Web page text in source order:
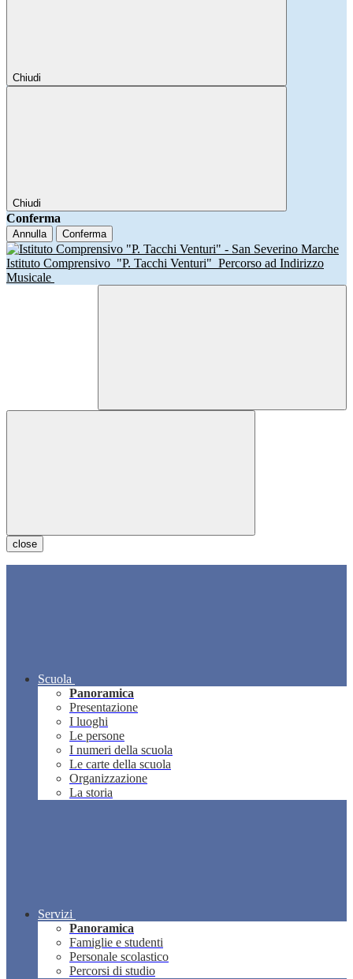
Chiudi
Chiudi
Conferma
Annulla Conferma
Istituto Comprensivo "P. Tacchi Venturi" Percorso ad Indirizzo
Musicale
close
Scuola
Panoramica
Presentazione
I luoghi
Le persone
I numeri della scuola
Le carte della scuola
Organizzazione
La storia
Servizi
Panoramica
Famiglie e studenti
Personale scolastico
Percorsi di studio